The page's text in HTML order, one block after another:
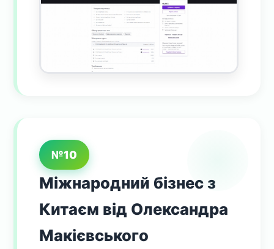
№10
Міжнародний бізнес з
Китаєм від Олександра
Макієвського